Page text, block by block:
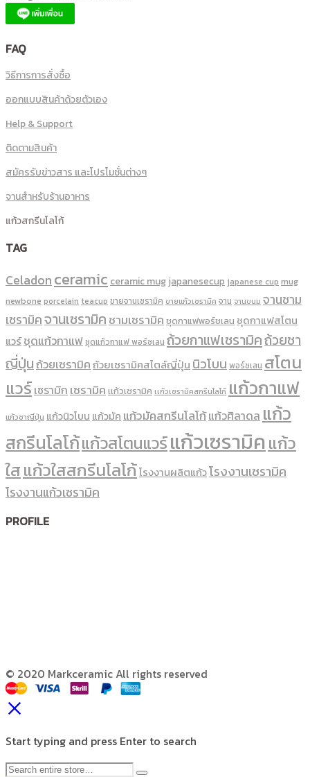
FAQ
วิธีการการสั่งซื้อ
ออกแบบสินค้าด้วยตัวเอง
Help & Support
ติดตามสินค้า
สมัครรับข่าวสาร และโปรโมชั่นต่างๆ
จานสำหรับร้านอาหาร
แก้วสกรีนโลโก้
TAG
Celadonceramic ceramic mug japanesecup japanese cup mug
newbone porcelain teacup ขายจานเซรามิค ขายแก้วเซรามิค จาน จานขนม จานชาม
เซรามิคจานเซรามิคชามเซรามิค ชุดกาแฟพอร์ชเลน ชุดกาแฟสโตน
แวร์ชุดแก้วกาแฟชุดแก้วกาแฟ พอร์ซเลน ถ้วยกาแฟเซรามิคถ้วยชา
ญี่ปุ่นถ้วยเซรามิคถ้วยเซรามิคสไตล์ญี่ปุ่น นิวโบน พอร์ซเลน สโตน
แวร์เซรามิก เซรามิค เเก้วเซรามิค เเก้วเซรามิคสกรีนโลโก้ แก้วกาแฟ
แก้วชาญี่ปุ่น แก้วนิวโบน แก้วมัค แก้วมัคสกรีนโลโก้แก้วศิลาดล แก้ว
สกรีนโลโก้แก้วสโตนแวร์แก้วเซรามิคแก้ว
ใสแก้วใสสกรีนโลโก้โรงงานผลิตแก้วโรงงานเซรามิค
โรงงานแก้วเซรามิค
PROFILE
© 2020 Markceramic All rights reserved
Start typing and press Enter to search